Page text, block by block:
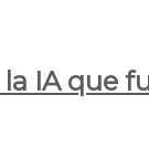
IA que